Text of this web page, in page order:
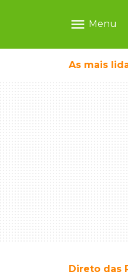
menu Menu
As mais
FAB morrem em
Direto das